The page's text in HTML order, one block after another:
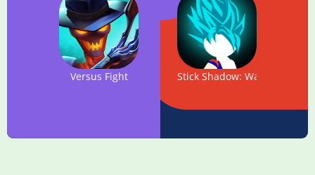
Versus Fight Stick Shadow: War Fight